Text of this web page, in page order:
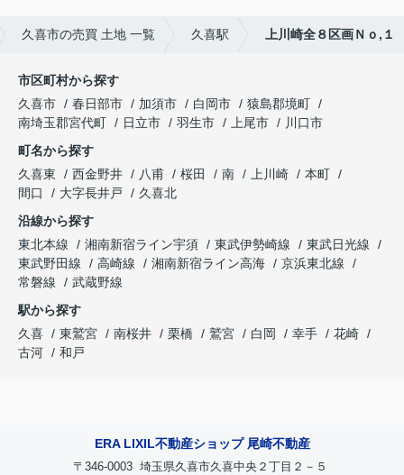
久喜市の売買 土地 一覧 久喜駅 上川崎全８区画Ｎｏ,１
市区町村から探す
久喜市
春日部市 加須市 白岡市
猿島郡境町
南埼玉郡宮代町
日立市 羽生市 上尾市
川口市
町名から探す
久喜東
西金野井 八甫 桜田 南 上川崎
本町
間口
大字長井戸
久喜北
沿線から探す
東北本線
湘南新宿ライン宇須 東武伊勢崎線
東武日光線
東武野田線
高崎線 湘南新宿ライン高海
京浜東北線
常磐線
武蔵野線
駅から探す
久喜
東鷲宮 南桜井 栗橋 鷲宮 白岡 幸手
花崎
古河
和戸
ERA LIXIL不動産ショップ 尾崎不動産
〒346-0003 埼玉県久喜市久喜中央２丁目２－５